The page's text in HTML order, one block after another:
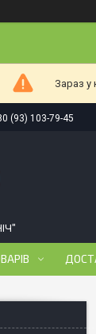
Зараз у
(93) 103-79-45